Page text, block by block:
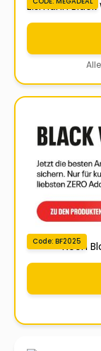
Eismann
Code: BF2025
Neoh